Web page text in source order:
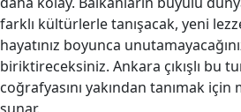
farklı kültürlerle tanışacak, yeni
hayatınız boyunca
biriktireceksiniz. Ankara çıkışlı bu
coğrafyasını yakından tanımak